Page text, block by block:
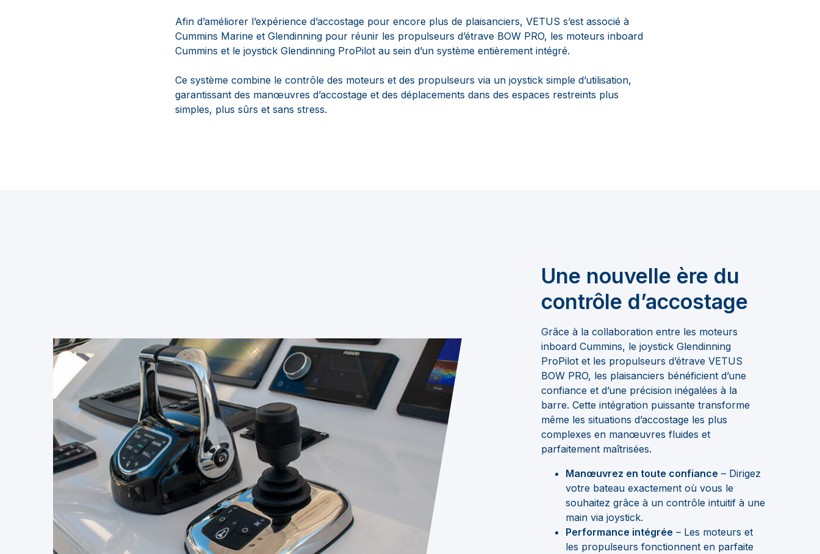
Afin d’améliorer l’expérience d’accostage pour encore plus de plaisanciers, VETUS s’est associé à
Cummins Marine et Glendinning pour réunir les propulseurs d’étrave BOW PRO, les moteurs inboard
Cummins et le joystick Glendinning ProPilot au sein d’un système entièrement intégré.
Ce système combine le contrôle des moteurs et des propulseurs via un joystick simple d’utilisation,
garantissant des manœuvres d’accostage et des déplacements dans des espaces restreints plus
simples, plus sûrs et sans stress.
Une nouvelle ère du
contrôle d’accostage
Grâce à la collaboration entre les moteurs
inboard Cummins, le joystick Glendinning
ProPilot et les propulseurs d’étrave VETUS
BOW PRO, les plaisanciers bénéficient d’une
confiance et d’une précision inégalées à la
barre. Cette intégration puissante transforme
même les situations d’accostage les plus
complexes en manœuvres fluides et
parfaitement maîtrisées.
Manœuvrez en toute confiance – Dirigez
votre bateau exactement où vous le
souhaitez grâce à un contrôle intuitif à une
main via joystick.
Performance intégrée – Les moteurs et
les propulseurs fonctionnent en parfaite